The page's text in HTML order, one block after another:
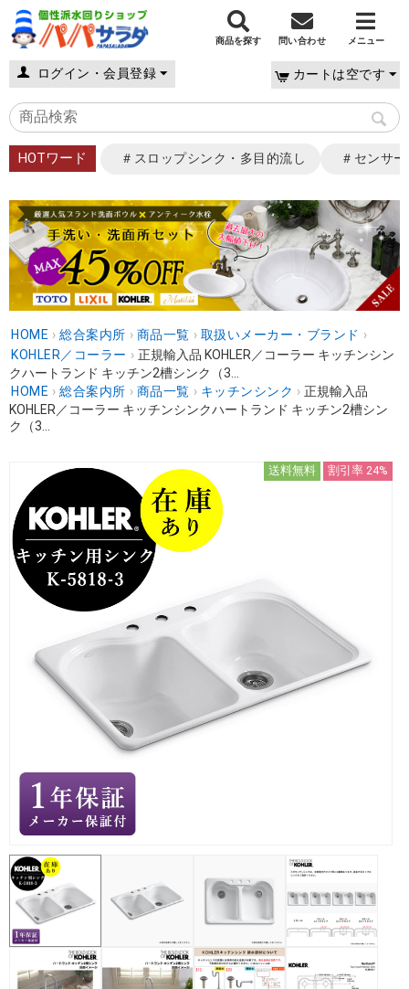
商品を探す 問い合わせ メニュー
ログイン・会員登録 カートは空です
HOTワード ＃スロップシンク・多目的流し ＃センサ
HOME › 総合案内所 › 商品一覧 › 取扱いメーカー・ブランド ›
KOHLER／コーラー › 正規輸入品 KOHLER／コーラー キッチンシン
クハートランド キッチン2槽シンク（3...
HOME › 総合案内所 › 商品一覧 › キッチンシンク › 正規輸入品
KOHLER／コーラー キッチンシンクハートランド キッチン2槽シン
ク（3...
送料無料 割引率 24%